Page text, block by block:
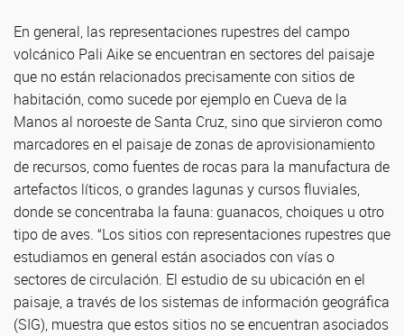
En general, las representaciones rupestres del campo
volcánico Pali Aike se encuentran en sectores del paisaje
que no están relacionados precisamente con sitios de
habitación, como sucede por ejemplo en Cueva de la
Manos al noroeste de Santa Cruz, sino que sirvieron como
marcadores en el paisaje de zonas de aprovisionamiento
de recursos, como fuentes de rocas para la manufactura de
artefactos líticos, o grandes lagunas y cursos fluviales,
donde se concentraba la fauna: guanacos, choiques u otro
tipo de aves. “Los sitios con representaciones rupestres que
estudiamos en general están asociados con vías o
sectores de circulación. El estudio de su ubicación en el
paisaje, a través de los sistemas de información geográfica
(SIG), muestra que estos sitios no se encuentran asociados